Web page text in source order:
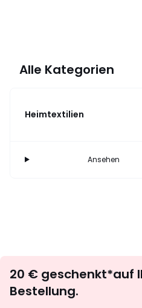
Alle Kategorien
Heimtextilien
Ansehen
20 € geschenkt*auf
Bestellung.